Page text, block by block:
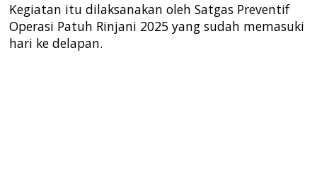
Kegiatan itu dilaksanakan oleh Satgas Preventif
Operasi Patuh Rinjani 2025 yang sudah memasuki
hari ke delapan.